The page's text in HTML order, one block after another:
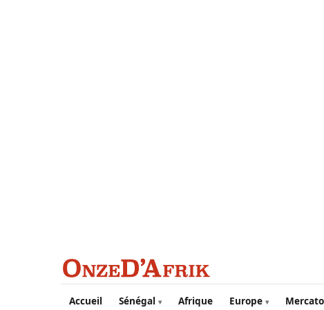
Aller au contenu principal
Accueil Sénégal Afrique Europe Mercato